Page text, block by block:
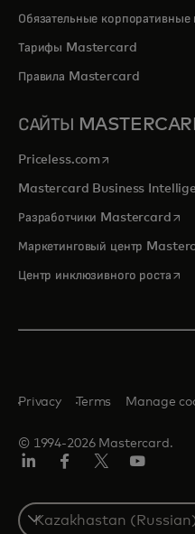
Обязательные
Тарифы Mastercard
Правила Mastercard
САЙТЫ
Priceless.com opens in a new
Mastercard Business
Разработчики Mastercard
Маркетинговый центр
Центр инклюзивного роста
© 1994-2026 Mastercard.
Privacy Terms Manage
Select
a